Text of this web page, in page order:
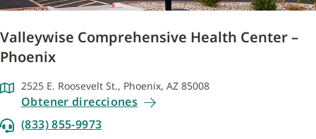
Valleywise Comprehensive Health Center –
Phoenix
2525 E. Roosevelt St., Phoenix, AZ 85008
Obtener direcciones
(833) 855-9973